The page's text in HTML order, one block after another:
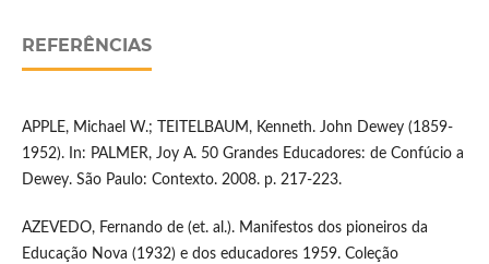
REFERÊNCIAS
APPLE, Michael W.; TEITELBAUM, Kenneth. John Dewey (1859-
1952). In: PALMER, Joy A. 50 Grandes Educadores: de Confúcio a
Dewey. São Paulo: Contexto. 2008. p. 217-223.
AZEVEDO, Fernando de (et. al.). Manifestos dos pioneiros da
Educação Nova (1932) e dos educadores 1959. Coleção